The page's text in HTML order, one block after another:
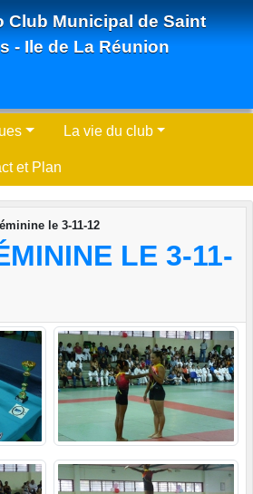
Club Municipal de Saint
- Ile de La Réunion
La vie du club
et Plan
le 3-11-12
LE 3-11-
cookies